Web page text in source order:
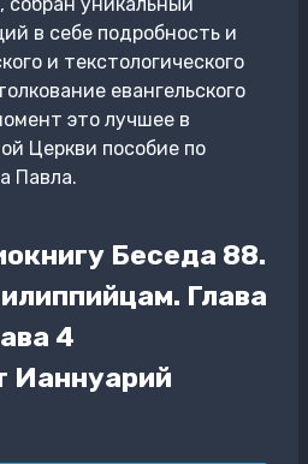
в себе подробность и
и текстологического
евангельского
это лучшее в
Церкви пособие по
Павла.
Беседа 88.
Глава
4
Ианнуарий